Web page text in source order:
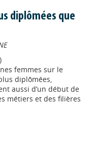
diplômées que
femmes sur le
diplômées,
aussi d’un début de
métiers et des filières